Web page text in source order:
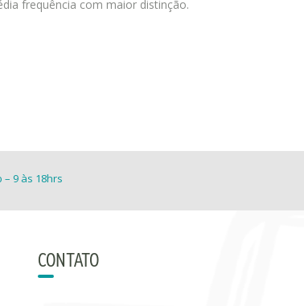
frequência com maior distinção.
– 9 às 18hrs
CONTATO